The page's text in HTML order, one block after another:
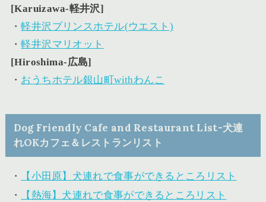
[Karuizawa-軽井沢]
・軽井沢プリンスホテル(ウエスト)
・軽井沢マリオット
[Hiroshima-広島]
・ おうちホテル銀山町withわんこ
Dog Friendly Cafe and Restaurant List-犬連
れOKカフェ＆レストランリスト
・
【小田原】犬連れで食事ができるところリスト
・
【熱海】犬連れで食事ができるところリスト